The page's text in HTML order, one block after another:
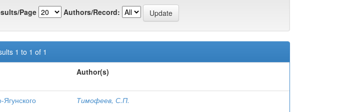
Page Authors/Record:
1 to 1 of 1
Author(s)
Тимофеев, С.П.